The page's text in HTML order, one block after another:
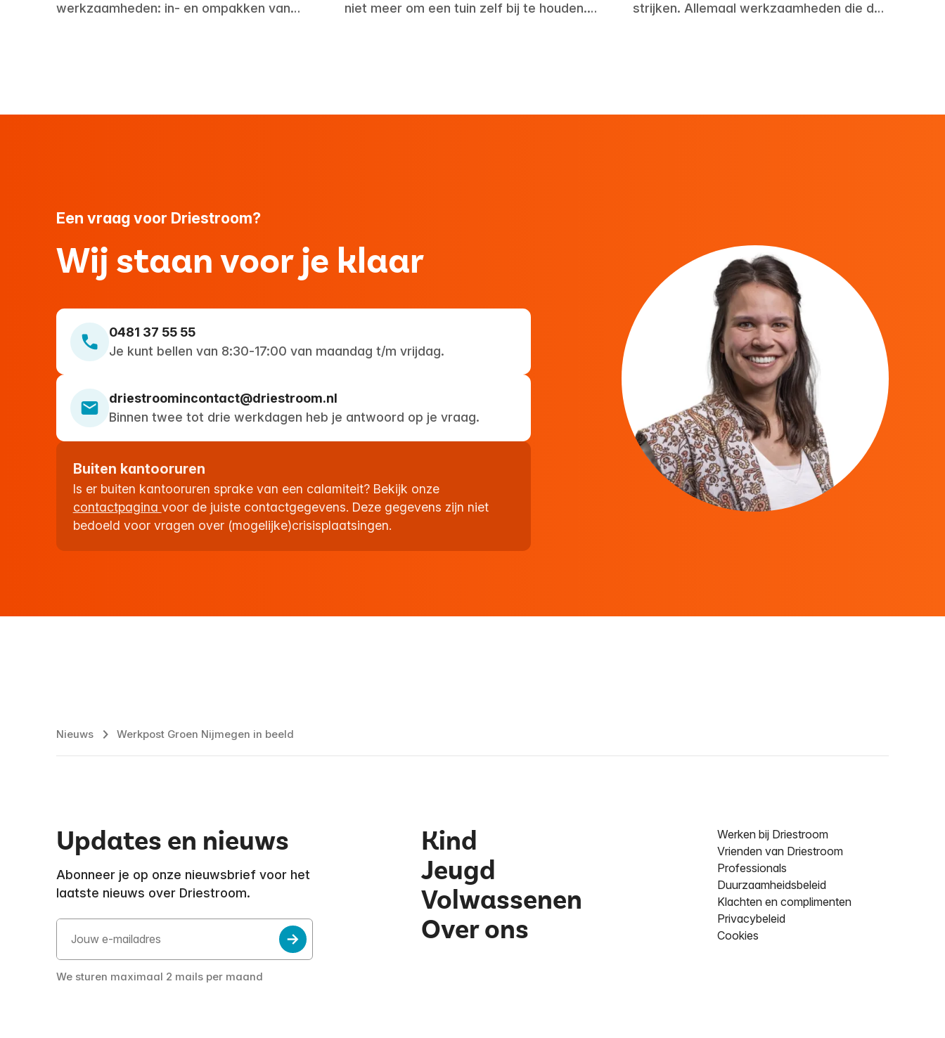
werkzaamheden: in- en ompakken van
niet meer om een tuin zelf bij te houden.
strijken. Allemaal werkzaamheden die de
Een vraag voor Driestroom?
Wij staan voor je klaar
0481 37 55 55
Je kunt bellen van 8:30-17:00 van maandag t/m vrijdag.
driestroomincontact@driestroom.nl
Binnen twee tot drie werkdagen heb je antwoord op je vraag.
Buiten kantooruren
Is er buiten kantooruren sprake van een calamiteit? Bekijk onze
contactpagina voor de juiste contactgegevens. Deze gegevens zijn niet
bedoeld voor vragen over (mogelijke)crisisplaatsingen.
Nieuws Werkpost Groen Nijmegen in beeld
Updates en nieuws
Abonneer je op onze nieuwsbrief voor het
laatste nieuws over Driestroom.
We sturen maximaal 2 mails per maand
Kind
Jeugd
Volwassenen
Over ons
Werken bij Driestroom
Vrienden van Driestroom
Professionals
Duurzaamheidsbeleid
Klachten en complimenten
Privacybeleid
Cookies